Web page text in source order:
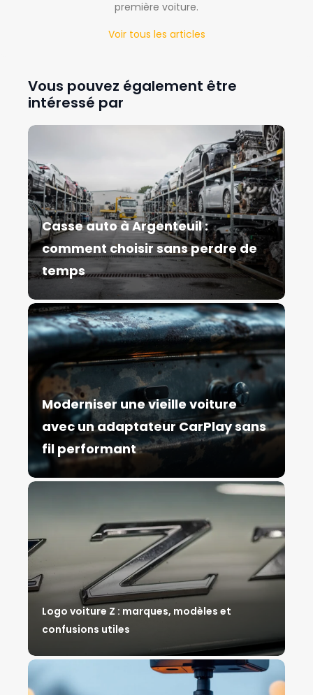
première voiture.
Voir tous les articles
Vous pouvez également être
intéressé par
Casse auto à Argenteuil :
comment choisir sans perdre de
temps
Logo voiture Z : marques, modèles et
confusions utiles
Moderniser une vieille voiture
avec un adaptateur CarPlay sans
fil performant